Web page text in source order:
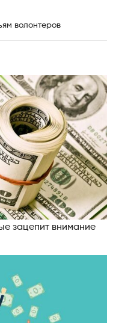
волонтеров
зацепит внимание